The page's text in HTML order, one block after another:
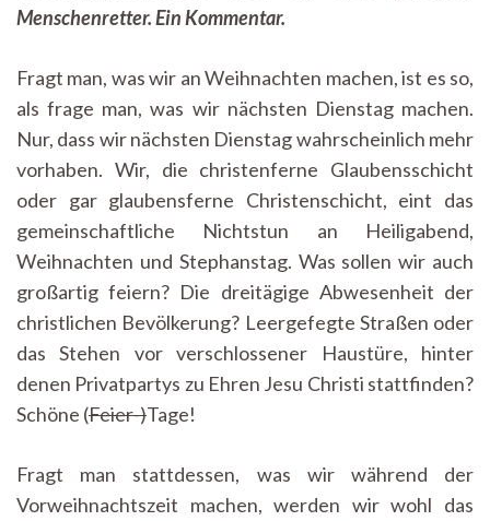
Menschenretter.Ein Kommentar.
Fragt man, was wir an Weihnachten machen, ist es so,
als frage man, was wir nächsten Dienstag machen.
Nur, dass wir nächsten Dienstag wahrscheinlich mehr
vorhaben. Wir, die christenferne Glaubensschicht
oder gar glaubensferne Christenschicht, eint das
gemeinschaftliche Nichtstun an Heiligabend,
Weihnachten und Stephanstag. Was sollen wir auch
großartig feiern? Die dreitägige Abwesenheit der
christlichen Bevölkerung? Leergefegte Straßen oder
das Stehen vor verschlossener Haustüre, hinter
denen Privatpartys zu Ehren Jesu Christi stattfinden?
Schöne (Feier-)Tage!
Fragt man stattdessen, was wir während der
Vorweihnachtszeit machen, werden wir wohl das